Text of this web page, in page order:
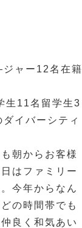
ャー12名在籍
生11名留学生3
イバーシティ
朝からお客様
はファミリー
今年からなん
の時間帯でも
良く和気あい